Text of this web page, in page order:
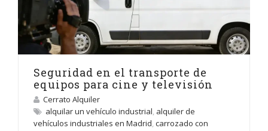
Seguridad en el transporte de
equipos para cine y televisión
Cerrato Alquiler
alquilar un vehículo industrial, alquiler de
vehículos industriales en Madrid, carrozado con